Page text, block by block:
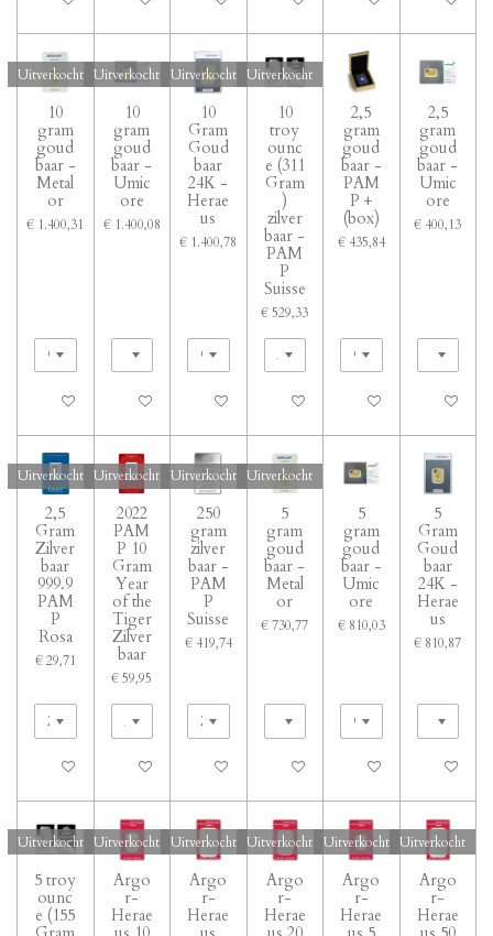
Uitverkocht
10
gram
goud
baar -
Metal
or
€ 1.400,31
Uitverkocht
Uitverkocht
10
gram
goud
baar -
Umic
ore
€ 1.400,08
Uitverkocht
Uitverkocht
10
Gram
Goud
baar
24K -
Herae
us
€ 1.400,78
Uitverkocht
Uitverkocht
10
troy
ounc
e (311
Gram
)
zilver
baar -
PAM
P
Suisse
€ 529,33
Uitverkocht
2,5
gram
goud
baar -
PAM
P +
(box)
€ 435,84
In winkelwagen
2,5
gram
goud
baar -
Umic
ore
€ 400,13
In
Uitverkocht
2,5
Gram
Zilver
baar
999.9
PAM
P
Rosa
€ 29,71
Uitverkocht
Uitverkocht
2022
PAM
P 10
Gram
Year
of the
Tiger
Zilver
baar
€ 59,95
Uitverkocht
Uitverkocht
250
gram
zilver
baar -
PAM
P
Suisse
€ 419,74
Uitverkocht
Uitverkocht
5
gram
goud
baar -
Metal
or
€ 730,77
Uitverkocht
5
gram
goud
baar -
Umic
ore
€ 810,03
Bekijk details
5
Gram
Goud
baar
24K -
Herae
us
€ 810,87
Bekijk
Uitverkocht
5 troy
ounc
e (155
Uitverkocht
Argo
r-
Herae
Uitverkocht
Argo
r-
Herae
Uitverkocht
Argo
r-
Herae
Uitverkocht
Argo
r-
Herae
Uitverkocht
Argo
r-
Herae